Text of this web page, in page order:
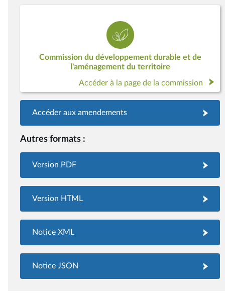
Commission du développement durable et de
l'aménagement du territoire
Accéder à la page de la commission
Accéder aux amendements
Autres formats :
Version PDF
Version HTML
Notice XML
Notice JSON